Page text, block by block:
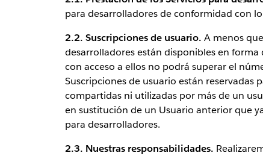
para desarrolladores de conformidad con
2.2. Suscripciones de usuario. A menos
desarrolladores están disponibles en
con acceso a ellos no podrá superar el
Suscripciones de usuario están reservadas
compartidas ni utilizadas por más de un
en sustitución de un Usuario anterior que
para desarrolladores.
2.3. Nuestras responsabilidades.